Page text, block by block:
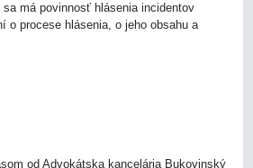
má povinnosť hlásenia incidentov
o procese hlásenia, o jeho obsahu a
od Advokátska kancelária Bukovinský